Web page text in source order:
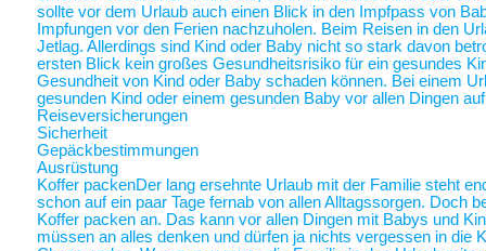
sollte vor dem Urlaub auch einen Blick in den Impfpass von
Impfungen vor den Ferien nachzuholen. Beim Reisen in den
Jetlag. Allerdings sind Kind oder Baby nicht so stark davon
ersten Blick kein großes Gesundheitsrisiko für ein gesundes
Gesundheit von Kind oder Baby schaden können. Bei einem
gesunden Kind oder einem gesunden Baby vor allen Dingen
Reiseversicherungen
Sicherheit
Gepäckbestimmungen
Ausrüstung
Koffer packenDer lang ersehnte Urlaub mit der Familie steht
schon auf ein paar Tage fernab von allen Alltagssorgen. Doch
Koffer packen an. Das kann vor allen Dingen mit Babys und
müssen an alles denken und dürfen ja nichts vergessen in die